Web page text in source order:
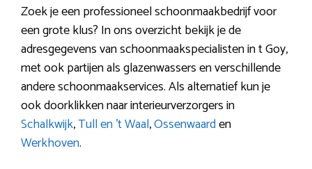
Zoek je een professioneel schoonmaakbedrijf voor
een grote klus? In ons overzicht bekijk je de
adresgegevens van schoonmaakspecialisten in t Goy,
met ook partijen als glazenwassers en verschillende
andere schoonmaakservices. Als alternatief kun je
ook doorklikken naar interieurverzorgers in
Schalkwijk,Tull en ’t Waal,Ossenwaarden
Werkhoven.